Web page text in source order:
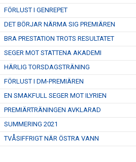
FÖRLUST I GENREPET
DET BÖRJAR NÄRMA SIG PREMIÄREN
BRA PRESTATION TROTS RESULTATET
SEGER MOT STATTENA AKADEMI
HÄRLIG TORSDAGSTRÄNING
FÖRLUST I DM-PREMIÄREN
EN SMAKFULL SEGER MOT ILYRIEN
PREMIÄRTRÄNINGEN AVKLARAD
SUMMERING 2021
TVÅSIFFRIGT NÄR ÖSTRA VANN